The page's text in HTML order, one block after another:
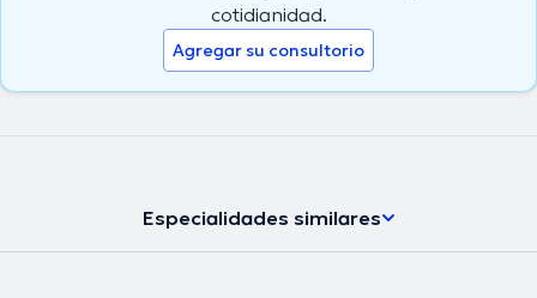
cotidianidad.
Agregar su consultorio
Especialidades similares